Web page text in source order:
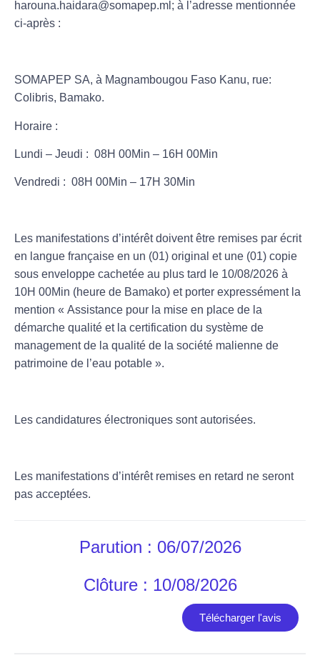
harouna.haidara@somapep.ml; à l’adresse mentionnée
ci-après :
SOMAPEP SA, à Magnambougou Faso Kanu, rue:
Colibris, Bamako.
Horaire :
Lundi – Jeudi : 08H 00Min – 16H 00Min
Vendredi : 08H 00Min – 17H 30Min
Les manifestations d’intérêt doivent être remises par écrit
en langue française en un (01) original et une (01) copie
sous enveloppe cachetée au plus tard le 10/08/2026 à
10H 00Min (heure de Bamako) et porter expressément la
mention « Assistance pour la mise en place de la
démarche qualité et la certification du système de
management de la qualité de la société malienne de
patrimoine de l’eau potable ».
Les candidatures électroniques sont autorisées.
Les manifestations d’intérêt remises en retard ne seront
pas acceptées.
Parution : 06/07/2026
Clôture : 10/08/2026
Télécharger l'avis